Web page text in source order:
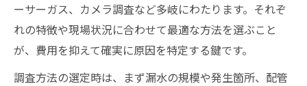
ーサーガス、カメラ調査など多岐にわたります。それぞ
れの特徴や現場状況に合わせて最適な方法を選ぶこと
が、費用を抑えて確実に原因を特定する鍵です。
調査方法の選定時は、まず漏水の規模や発生箇所、配管